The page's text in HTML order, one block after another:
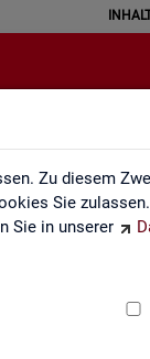
Zu diesem
Sie
Sie in unserer